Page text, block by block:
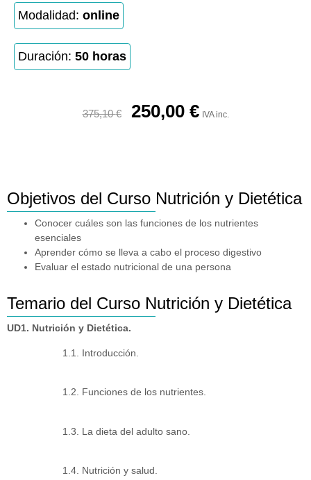
Modalidad: online
Duración: 50 horas
375,10€ 250,00 € IVA inc.
Objetivos del Curso Nutrición y Dietética
Conocer cuáles son las funciones de los nutrientes
esenciales
Aprender cómo se lleva a cabo el proceso digestivo
Evaluar el estado nutricional de una persona
Temario del Curso Nutrición y Dietética
UD1. Nutrición y Dietética.
1.1. Introducción.
1.2. Funciones de los nutrientes.
1.3. La dieta del adulto sano.
1.4. Nutrición y salud.